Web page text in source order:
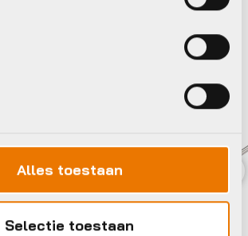
Alles toestaan
Selectie toestaan